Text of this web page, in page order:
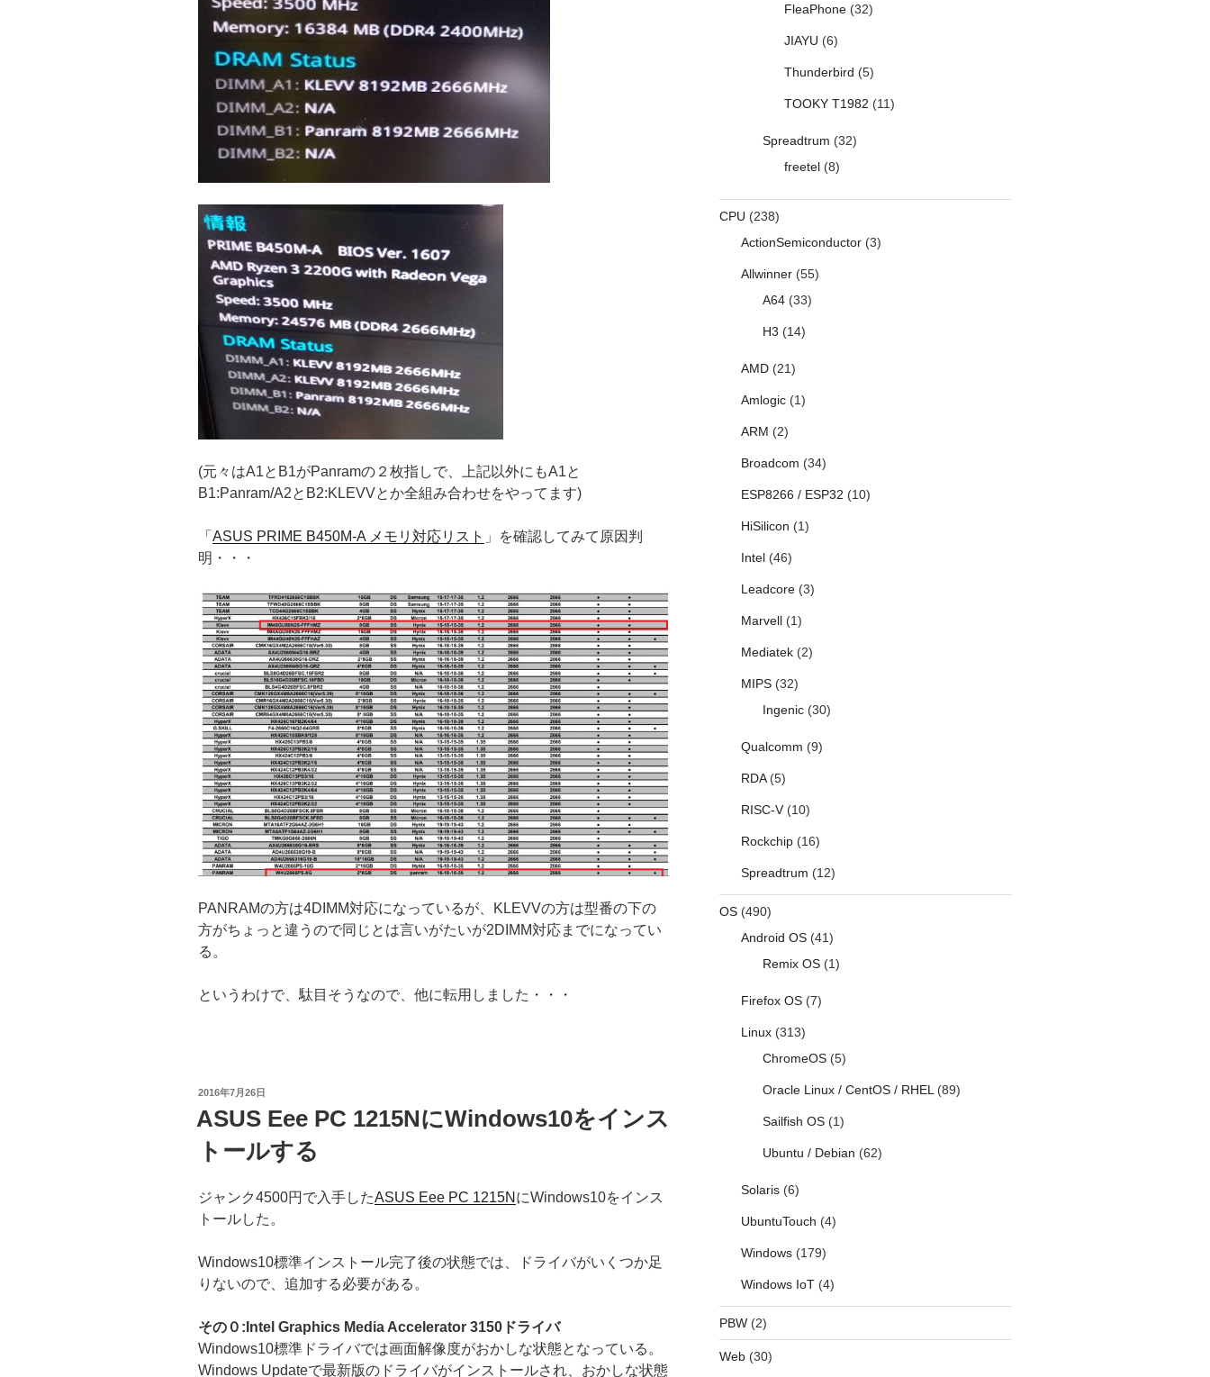
(元々はA1とB1がPanramの２枚指しで、上記以外にもA1と
B1:Panram/A2とB2:KLEVVとか全組み合わせをやってます)
「 ASUS PRIME B450M-A メモリ対応リスト 」を確認してみて原因判
明・・・
PANRAMの方は4DIMM対応になっているが、KLEVVの方は型番の下の
方がちょっと違うので同じとは言いがたいが2DIMM対応までになってい
る。
というわけで、駄目そうなので、他に転用しました・・・
投
日:
2016年7月26日
ASUS Eee PC 1215NにWindows10をインス
トールする
ジャンク4500円で入手したASUS Eee PC 1215N にWindows10をインス
トールした。
Windows10標準インストール完了後の状態では、ドライバがいくつか足
りないので、追加する必要がある。
その０:Intel Graphics Media Accelerator 3150ドライバ
Windows10標準ドライバでは画面解像度がおかしな状態となっている。
Windows Updateで最新版のドライバがインストールされ、おかしな状態
FleaPhone(32)
JIAYU (6)
Thunderbird (5)
TOOKY T1982 (11)
Spreadtrum (32)
freetel(8)
CPU (238)
ActionSemiconductor(3)
Allwinner(55)
A64(33)
H3 (14)
AMD(21)
Amlogic(1)
ARM (2)
Broadcom (34)
ESP8266 / ESP32 (10)
HiSilicon (1)
Intel(46)
Leadcore(3)
Marvell(1)
Mediatek(2)
MIPS(32)
Ingenic(30)
Qualcomm (9)
RDA(5)
RISC-V(10)
Rockchip(16)
Spreadtrum (12)
OS(490)
Android OS(41)
Remix OS(1)
Firefox OS(7)
Linux(313)
ChromeOS(5)
Oracle Linux / CentOS / RHEL (89)
Sailfish OS(1)
Ubuntu / Debian (62)
Solaris(6)
UbuntuTouch (4)
Windows(179)
Windows IoT(4)
PBW(2)
Web(30)